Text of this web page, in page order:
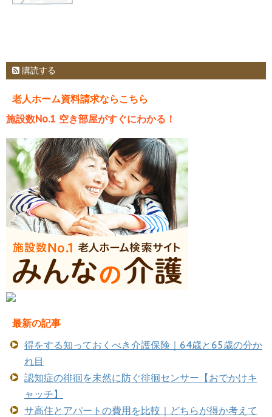
購読する
老人ホーム資料請求ならこちら
施設数No.1 空き部屋がすぐにわかる！
最新の記事
得をする知っておくべき介護保険｜64歳と65歳の分か
れ目
認知症の徘徊を未然に防ぐ徘徊センサー【おでかけキ
ャッチ】
サ高住とアパートの費用を比較｜どちらが得か考えて